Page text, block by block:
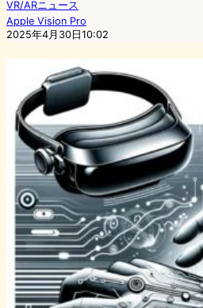
VR/ARニュース
Apple Vision Pro
2025年4月30日10:02